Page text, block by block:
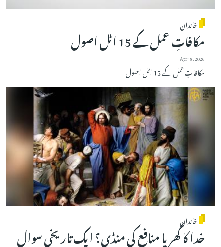
خاندان
مکافاتِ عمل کے 15 اٹل اصول
Apr 18, 2026
مکافاتِ عمل کے 15 اٹل اصول
خاندان
خدا کا گھر یا منافع کی منڈی؟ ایک تاریخی سوال